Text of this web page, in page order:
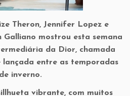
Theron, Jennifer Lopez e
Galliano mostrou esta semana
da Dior, chamada
lançada entre as temporadas
inverno.
vibrante, com muitos